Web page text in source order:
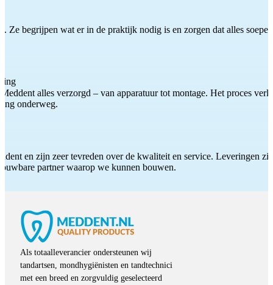
Ze begrijpen wat er in de praktijk nodig is en zorgen dat alles
alles verzorgd – van apparatuur tot montage. Het proces
onderweg.
en zijn zeer tevreden over de kwaliteit en service. Leveringen
partner waarop we kunnen bouwen.
Als totaalleverancier ondersteunen wij
tandartsen, mondhygiënisten en tandtechnici
met een breed en zorgvuldig geselecteerd